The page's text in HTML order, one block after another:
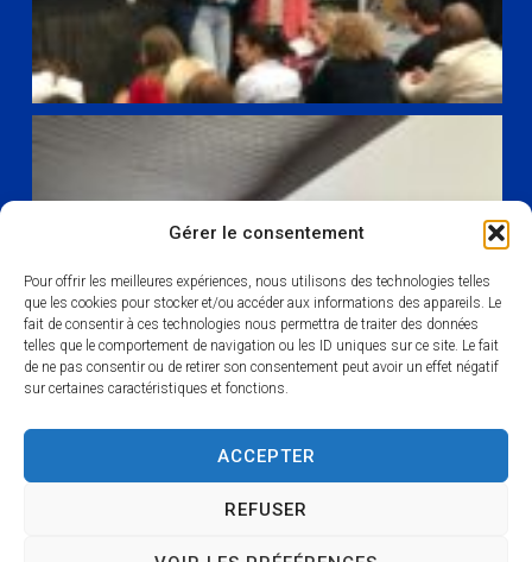
Gérer le consentement
Pour offrir les meilleures expériences, nous utilisons des technologies telles
que les cookies pour stocker et/ou accéder aux informations des appareils. Le
fait de consentir à ces technologies nous permettra de traiter des données
telles que le comportement de navigation ou les ID uniques sur ce site. Le fait
de ne pas consentir ou de retirer son consentement peut avoir un effet négatif
sur certaines caractéristiques et fonctions.
ACCEPTER
REFUSER